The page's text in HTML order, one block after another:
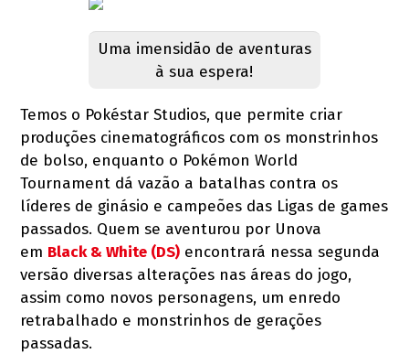
Uma imensidão de aventuras
à sua espera!
Temos o Pokéstar Studios, que permite criar
produções cinematográficos com os monstrinhos
de bolso, enquanto o Pokémon World
Tournament dá vazão a batalhas contra os
líderes de ginásio e campeões das Ligas de games
passados. Quem se aventurou por Unova
em Black & White (DS) encontrará nessa segunda
versão diversas alterações nas áreas do jogo,
assim como novos personagens, um enredo
retrabalhado e monstrinhos de gerações
passadas.